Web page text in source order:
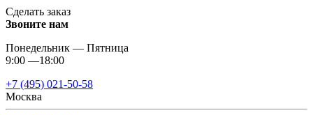
Сделать заказ
Звоните нам
Понедельник — Пятница
9:00 —18:00
+7 (495) 021-50-58
Москва